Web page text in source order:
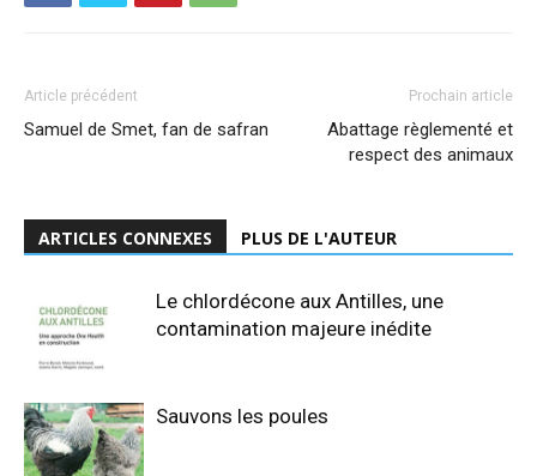
Article précédent
Samuel de Smet, fan de safran
Prochain article
Abattage règlementé et
respect des animaux
ARTICLES CONNEXES PLUS DE L'AUTEUR
Le chlordécone aux Antilles, une
contamination majeure inédite
Sauvons les poules